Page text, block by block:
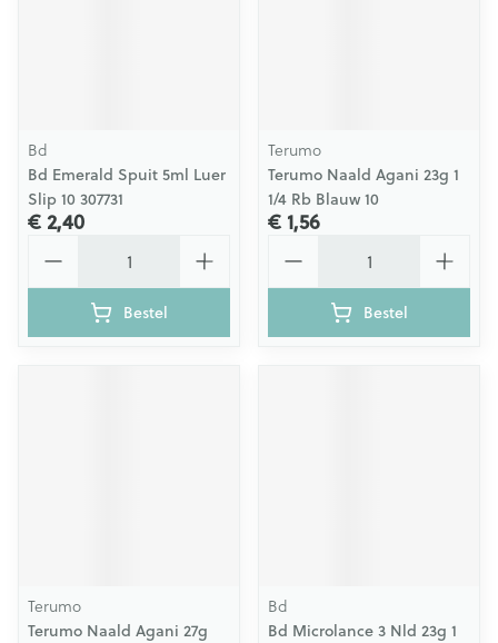
Bd
Bd Emerald Spuit 5ml Luer
Slip 10 307731
€ 2,40
Bestel
Terumo
Terumo Naald Agani 23g 1
1/4 Rb Blauw 10
€ 1,56
Bestel
Terumo
Terumo Naald Agani 27g
Bd
Bd Microlance 3 Nld 23g 1